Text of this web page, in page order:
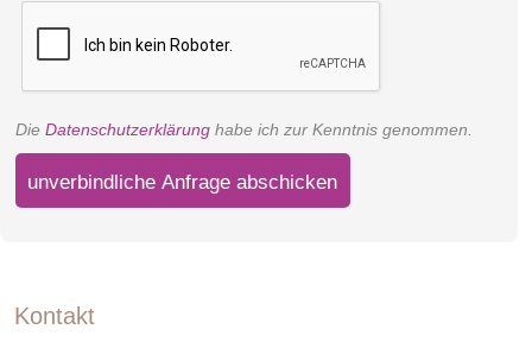
Die Datenschutzerklärung habe ich zur Kenntnis genommen.
unverbindliche Anfrage abschicken
Kontakt